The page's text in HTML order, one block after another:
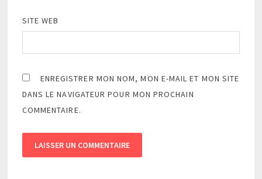
SITE WEB
ENREGISTRER MON NOM, MON E-MAIL ET MON SITE
DANS LE NAVIGATEUR POUR MON PROCHAIN
COMMENTAIRE.